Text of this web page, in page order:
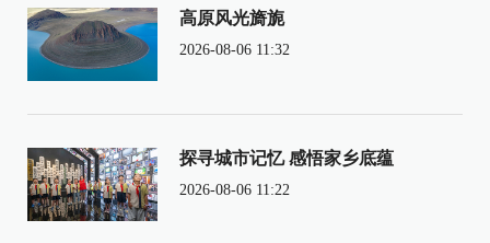
高原风光旖旎
2026-08-06 11:32
探寻城市记忆 感悟家乡底蕴
2026-08-06 11:22